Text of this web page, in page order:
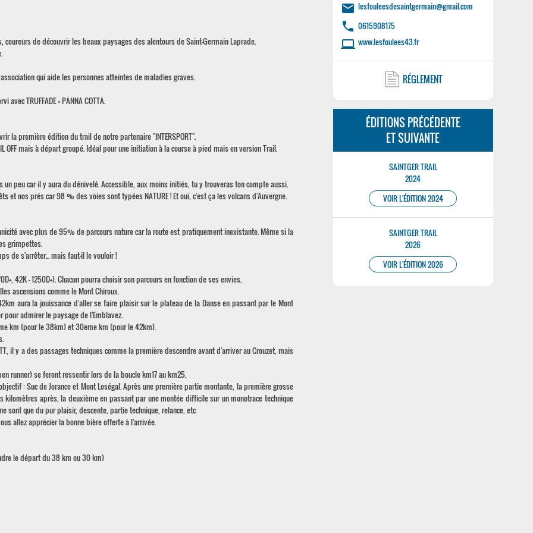
de découvrir les beaux paysages des alentours de Saint-Germain Laprade.
qui aide les personnes atteintes de maladies graves.
TRUFFADE + PANNA COTTA.
la première édition du trail de notre partenaire "INTERSPORT".
OFF mais à départ groupé. Idéal pour une initiation à la course à pied mais en version Trail.
peu car il y aura du dénivelé. Accessible, aux moins initiés, tu y trouveras ton compte aussi.
et nos prés car 98 % des voies sont typées NATURE ! Et oui, c'est ça les volcans d'Auvergne.
avec plus de 95% de parcours nature car la route est pratiquement inexistante. Même si la
grimpettes.
de s'arrêter... mais faut-il le vouloir !
42K – 1250D+). Chacun pourra choisir son parcours en fonction de ses envies.
ascensions comme le Mont Chiroux.
aura la jouissance d'aller se faire plaisir sur le plateau de la Danse en passant par le Mont
admirer le paysage de l'Emblavez.
km (pour le 38km) et 30eme km (pour le 42km).
il y a des passages techniques comme la première descendre avant d'arriver au Crouzet, mais
runner) se feront ressentir lors de la boucle km17 au km25.
: Suc de Jorance et Mont Loségal. Après une première partie montante, la première grosse
kilomètres après, la deuxième en passant par une montée difficile sur un monotrace technique
sont que du pur plaisir, descente, partie technique, relance, etc
allez apprécier la bonne bière offerte à l'arrivée.
le départ du 38 km ou 30 km)
email lesfouleesdesaintgermain@gmail.com
phone 0615908175
laptop www.lesfoulees43.fr
RÉGLEMENT
ÉDITIONS PRÉCÉDENTE
ET SUIVANTE
SAINTGER TRAIL
2024
VOIR L'ÉDITION 2024
SAINTGER TRAIL
2026
VOIR L'ÉDITION 2026